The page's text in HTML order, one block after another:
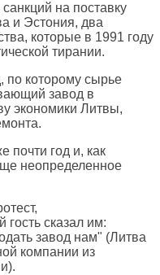
на поставку
и Эстония, два
которые в 1991 году
тирании.
которому сырье
завод в
экономики Литвы,
почти год и, как
неопределенное
гость сказал им:
завод нам" (Литва
компании из